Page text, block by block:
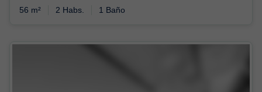
56 m² 2 Habs. 1 Baño